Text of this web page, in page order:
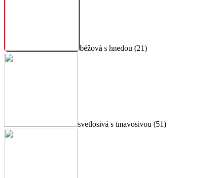
béžová s hnedou (21)
svetlosivá s tmavosivou (51)